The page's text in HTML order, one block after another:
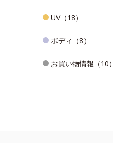
UV（18）
ボディ（8）
お買い物情報（10）